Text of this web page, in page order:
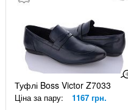
Туфлі Boss Victor Z7033
Ціна за пару: 1167 грн.